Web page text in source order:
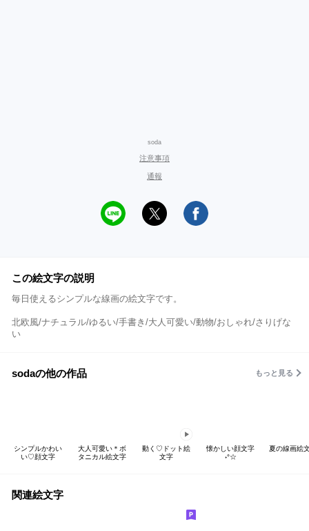
soda
注意事項
通報
この絵文字の説明
毎日使えるシンプルな線画の絵文字です。
北欧風/ナチュラル/ゆるい/手書き/大人可愛い/動物/おしゃれ/さりげな
い
sodaの他の作品 もっと見る
シンプルかわい
い♡顔文字
大人可愛い＊ボ
タニカル絵文字
動く♡ドット絵
文字
懐かしい顔文字
˖°☆
夏の線画絵
関連絵文字